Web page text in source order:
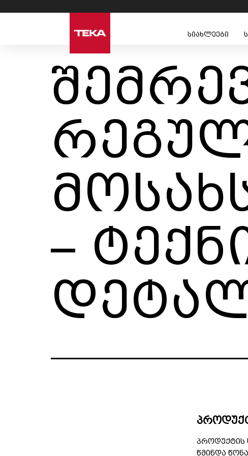
სიახლეები
–
პროდუქტის
წმინდა